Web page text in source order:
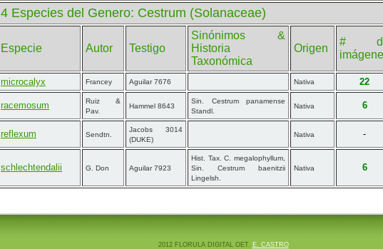
4 Especies del Genero: Cestrum (Solanaceae)
Especie Autor Testigo
Sinónimos &
Historia
Taxonómica
Origen
#
microcalyx Francey Aguilar 7676 Nativa 22
racemosum
Ruiz &
Pav.
Hammel 8643
Sin. Cestrum panamense
Standl.
Nativa 6
reflexum Sendtn.
Jacobs 3014
(DUKE)
Nativa -
schlechtendalii G. Don Aguilar 7923
Hist. Tax. C. megalophyllum,
Sin. Cestrum baenitzii
Lingelsh.
Nativa 6
2012 FLORULA DIGITAL OET. E. CASTRO